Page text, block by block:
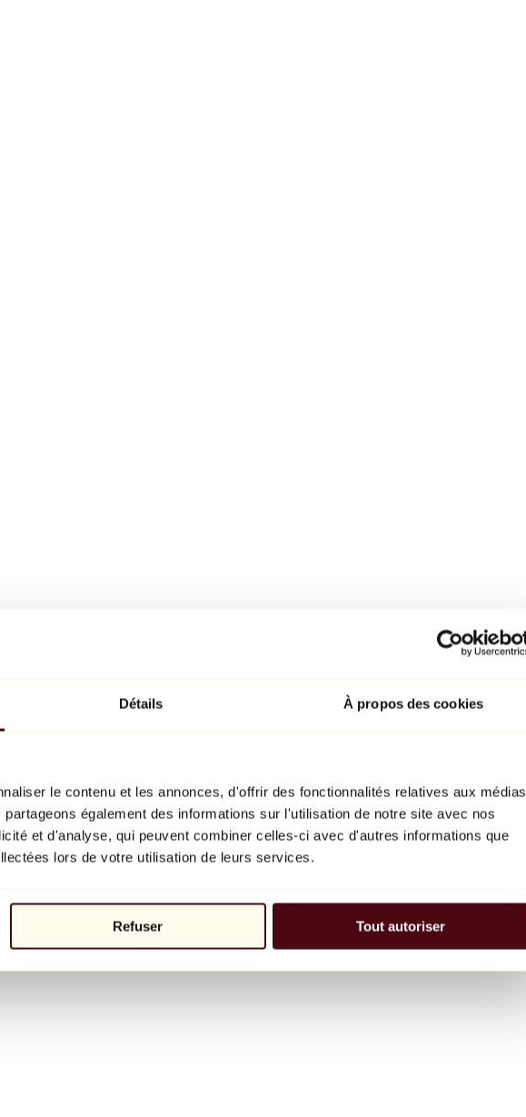
Détails À propos des cookies
le contenu et les annonces, d'offrir des fonctionnalités relatives aux médias
également des informations sur l'utilisation de notre site avec nos
et d'analyse, qui peuvent combiner celles-ci avec d'autres informations que
lors de votre utilisation de leurs services.
Refuser Tout autoriser